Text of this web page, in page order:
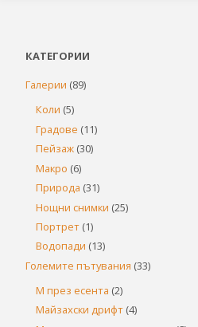
КАТЕГОРИИ
Галерии (89)
Коли (5)
Градове (11)
Пейзаж (30)
Макро (6)
Природа (31)
Нощни снимки (25)
Портрет (1)
Водопади (13)
Големите пътувания (33)
М през есента (2)
Майзахски дрифт (4)